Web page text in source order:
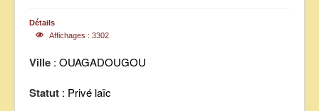
Détails
Affichages : 3302
Ville : OUAGADOUGOU
Statut : Privé laïc